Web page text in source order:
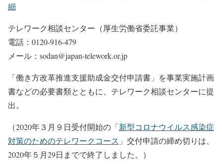
細
テレワーク相談センター（厚生労働省委託事業）
電話：0120-916-479
メール：sodan@japan-telework.or.jp
「働き方改革推進支援助成金交付申請書」を事業実施計画
書などの必要書類とともに、テレワーク相談センターに提
出。
（2020年３月９日受付開始の「新型コロナウイルス感染症
対策のためのテレワークコース 」交付申請の締め切りは、
2020年５月29日までで終了しました。）